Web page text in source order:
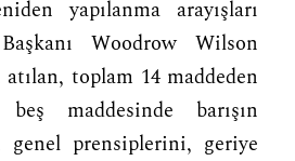
yapılanma arayışları
Woodrow Wilson
toplam 14 maddeden
maddesinde barışın
genel prensiplerini, geriye